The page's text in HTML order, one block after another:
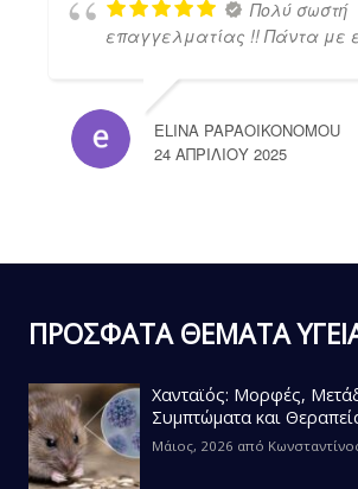
Πολύ σωστή
επαγγελματίας !! Πάντα με
ELINA PAPAOIKONOMOU
24 ΑΠΡΙΛΊΟΥ 2025
ΠΡΟΣΦΑΤΑ ΘΕΜΑΤΑ
Χανταϊός: Μορφές,
Συμπτώματα και
Μάιος, 2026 από